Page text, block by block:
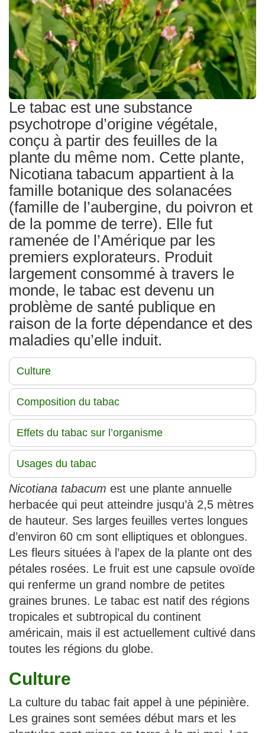
Le tabac est une substance
psychotrope d’origine végétale,
conçu à partir des feuilles de la
plante du même nom. Cette plante,
Nicotiana tabacum appartient à la
famille botanique des solanacées
(famille de l’aubergine, du poivron et
de la pomme de terre). Elle fut
ramenée de l’Amérique par les
premiers explorateurs. Produit
largement consommé à travers le
monde, le tabac est devenu un
problème de santé publique en
raison de la forte dépendance et des
maladies qu’elle induit.
Culture
Composition du tabac
Effets du tabac sur l’organisme
Usages du tabac
Nicotiana tabacum est une plante annuelle
herbacée qui peut atteindre jusqu’à 2,5 mètres
de hauteur. Ses larges feuilles vertes longues
d’environ 60 cm sont elliptiques et oblongues.
Les fleurs situées à l’apex de la plante ont des
pétales rosées. Le fruit est une capsule ovoïde
qui renferme un grand nombre de petites
graines brunes. Le tabac est natif des régions
tropicales et subtropical du continent
américain, mais il est actuellement cultivé dans
toutes les régions du globe.
Culture
La culture du tabac fait appel à une pépinière.
Les graines sont semées début mars et les